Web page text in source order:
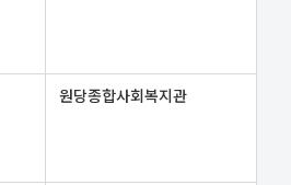
원당종합사회복지관